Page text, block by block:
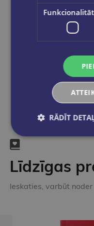
e-pastu un/ vai
Dalies sociālajos
Līdzīgas
Ieskaties, varbūt noder
RĀDĪT